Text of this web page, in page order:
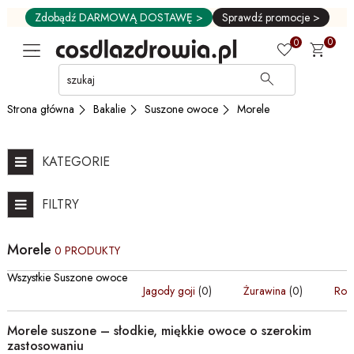
Przejdź
GŁÓWNEJ
ZAWARTOŚCI
PRODUKTÓW
MENU
UŻYTKOWNIKA
Zdobądź DARMOWĄ DOSTAWĘ > Sprawdź promocje >
0 0
Strona główna Bakalie Suszone owoce Morele
KATEGORIE
FILTRY
Morele 0 PRODUKTY
Wszystkie Suszone owoce
Jagody goji (0) Żurawina (0)
Morele suszone – słodkie, miękkie owoce o szerokim
zastosowaniu